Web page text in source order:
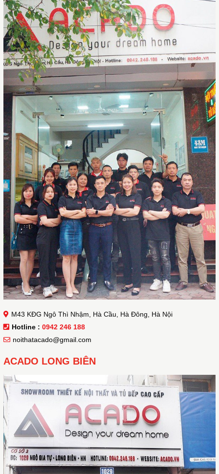
M43 KĐG Ngô Thì Nhậm, Hà Cầu, Hà Đông, Hà Nội
Hotline : 0942 246 188
noithatacado@gmail.com
ACADO LONG BIÊN